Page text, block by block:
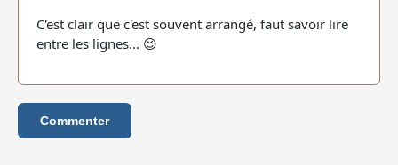
C'est clair que c'est souvent arrangé, faut savoir lire
entre les lignes... 😉
Commenter